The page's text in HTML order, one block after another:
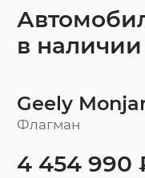
в наличии
Geely
Флагман
4 454 990